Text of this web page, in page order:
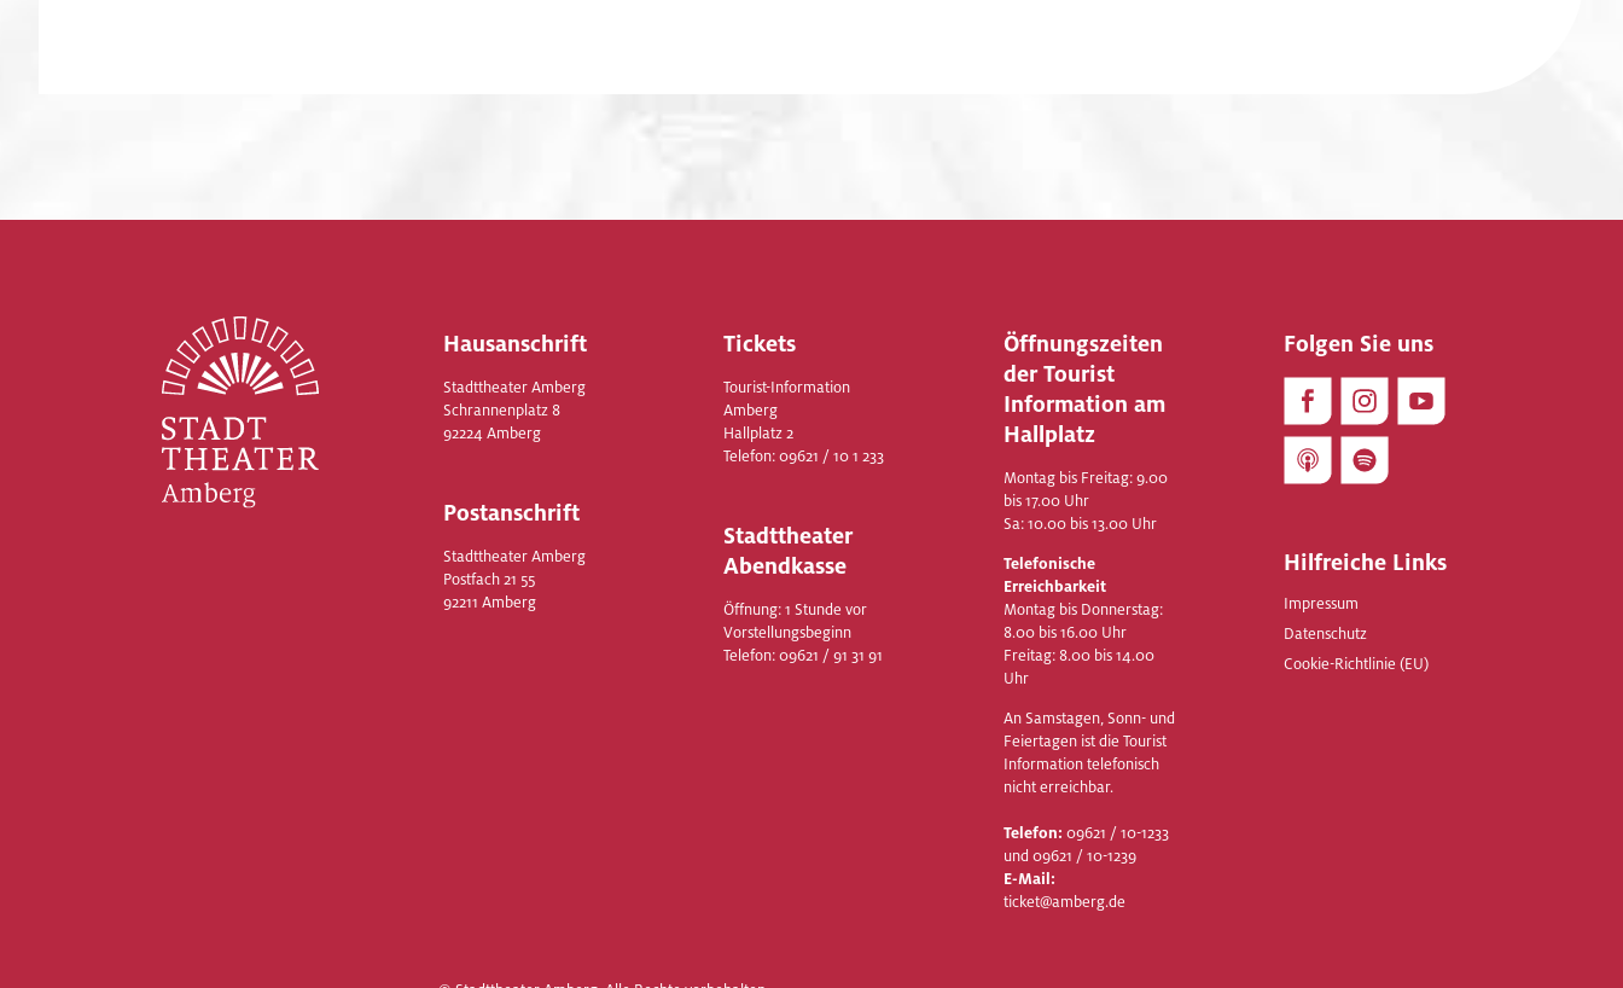
Hausanschrift
Stadttheater Amberg
Schrannenplatz 8
92224 Amberg
Postanschrift
Stadttheater Amberg
Postfach 21 55
92211 Amberg
Tickets
Tourist-Information
Amberg
Hallplatz 2
Telefon:09621 / 10 1 233
Stadttheater
Abendkasse
Öffnung: 1 Stunde vor
Vorstellungsbeginn
Telefon:09621 / 91 31 91
Öffnungszeiten
der Tourist
Information am
Hallplatz
Montag bis Freitag: 9.00
bis 17.00 Uhr
Sa: 10.00 bis 13.00 Uhr
Telefonische
Erreichbarkeit
Montag bis Donnerstag:
8.00 bis 16.00 Uhr
Freitag: 8.00 bis 14.00
Uhr
An Samstagen, Sonn- und
Feiertagen ist die Tourist
Information telefonisch
nicht erreichbar.
Telefon: 09621 / 10-1233
und 09621 / 10-1239
E-Mail:
ticket@amberg.de
Folgen Sie uns
Hilfreiche Links
Impressum
Datenschutz
Cookie-Richtlinie (EU)